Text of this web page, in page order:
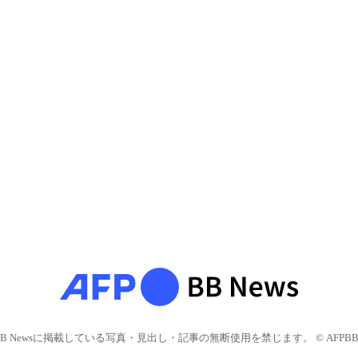
Newsに掲載している写真・見出し・記事の無断使用を禁じます。 © AFPBB